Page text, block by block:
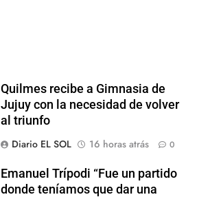
Quilmes recibe a Gimnasia de
Jujuy con la necesidad de volver
al triunfo
Diario EL SOL
16 horas atrás 0
Emanuel Trípodi “Fue un partido
donde teníamos que dar una